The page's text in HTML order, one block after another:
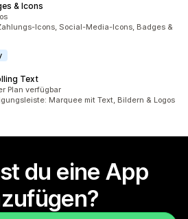
& Icons
Icons, Social-Media-Icons, Badges &
Text
Plan verfügbar
Marquee mit Text, Bildern & Logos
du eine App